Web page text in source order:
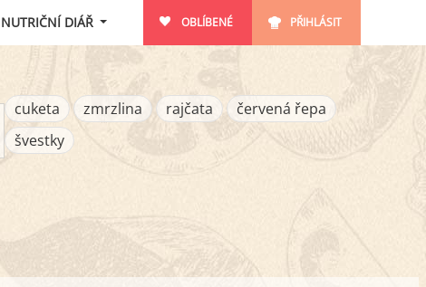
NUTRIČNÍ DIÁŘ OBLÍBENÉ PŘIHLÁSIT
cuketa
zmrzlina rajčata
červená řepa
švestky